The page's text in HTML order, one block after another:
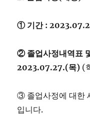
① 기간 :
② 졸업사정내역표
2023.07.27.(목) (
③ 졸업사정에 대한
입니다.